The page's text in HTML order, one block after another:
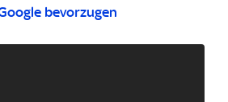
bevorzugen